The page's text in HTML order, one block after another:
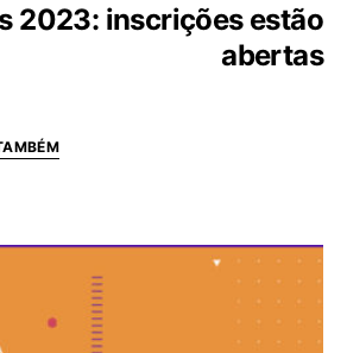
2023: inscrições estão
abertas